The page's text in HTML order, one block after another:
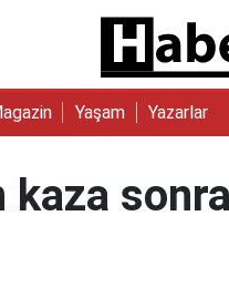
Yaşam Yazarlar